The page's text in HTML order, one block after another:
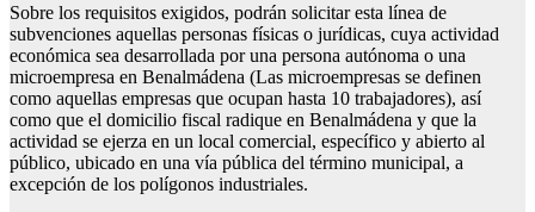
Sobre los requisitos exigidos, podrán solicitar esta línea de
subvenciones aquellas personas físicas o jurídicas, cuya actividad
económica sea desarrollada por una persona autónoma o una
microempresa en Benalmádena (Las microempresas se definen
como aquellas empresas que ocupan hasta 10 trabajadores), así
como que el domicilio fiscal radique en Benalmádena y que la
actividad se ejerza en un local comercial, específico y abierto al
público, ubicado en una vía pública del término municipal, a
excepción de los polígonos industriales.